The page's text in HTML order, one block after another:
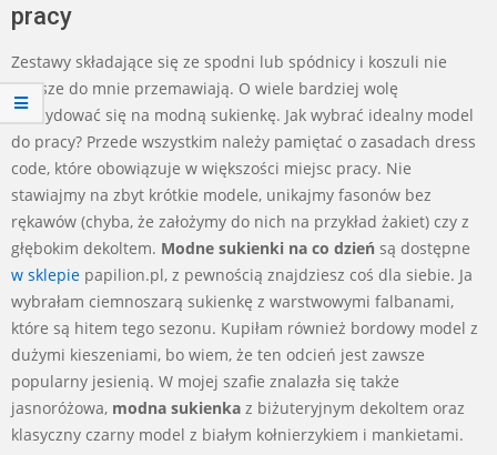
pracy
Zestawy składające się ze spodni lub spódnicy i koszuli nie
zawsze do mnie przemawiają. O wiele bardziej wolę
zdecydować się na modną sukienkę. Jak wybrać idealny model
do pracy? Przede wszystkim należy pamiętać o zasadach dress
code, które obowiązuje w większości miejsc pracy. Nie
stawiajmy na zbyt krótkie modele, unikajmy fasonów bez
rękawów (chyba, że założymy do nich na przykład żakiet) czy z
głębokim dekoltem. Modne sukienki na co dzień są dostępne
w sklepie papilion.pl, z pewnością znajdziesz coś dla siebie. Ja
wybrałam ciemnoszarą sukienkę z warstwowymi falbanami,
które są hitem tego sezonu. Kupiłam również bordowy model z
dużymi kieszeniami, bo wiem, że ten odcień jest zawsze
popularny jesienią. W mojej szafie znalazła się także
jasnoróżowa, modna sukienka z biżuteryjnym dekoltem oraz
klasyczny czarny model z białym kołnierzykiem i mankietami.